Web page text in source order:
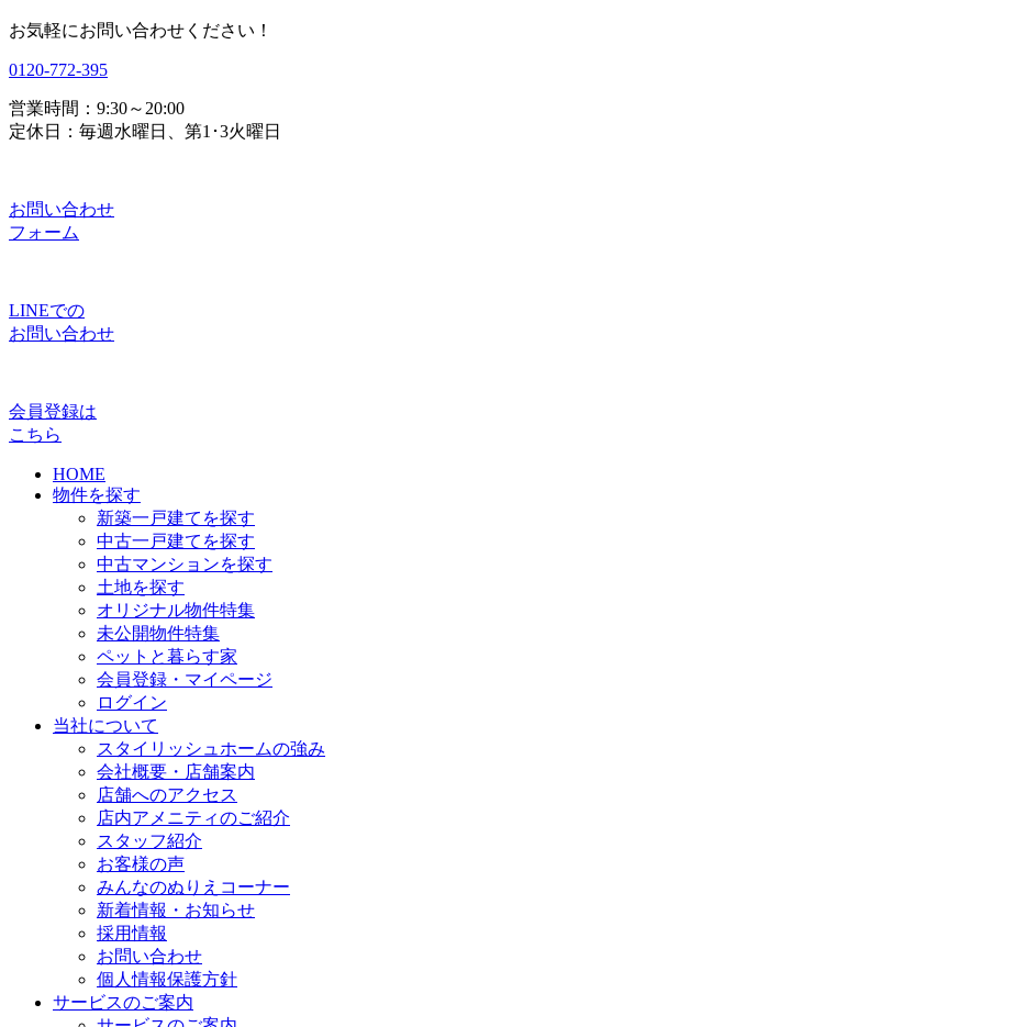
お気軽にお問い合わせください！
0120-772-395
営業時間：9:30～20:00
定休日：毎週水曜日、第1･3火曜日
お問い合わせ
フォーム
LINEでの
お問い合わせ
会員登録は
こちら
HOME
物件を探す
新築一戸建てを探す
中古一戸建てを探す
中古マンションを探す
土地を探す
オリジナル物件特集
未公開物件特集
ペットと暮らす家
会員登録・マイページ
ログイン
当社について
スタイリッシュホームの強み
会社概要・店舗案内
店舗へのアクセス
店内アメニティのご紹介
スタッフ紹介
お客様の声
みんなのぬりえコーナー
新着情報・お知らせ
採用情報
お問い合わせ
個人情報保護方針
サービスのご案内